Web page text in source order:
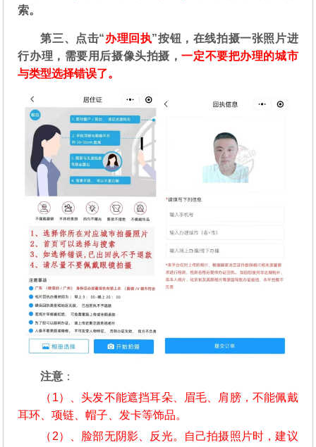
索。
第三、点击“办理回执”按钮，在线拍摄一张照片进
行办理，需要用后摄像头拍摄，一定不要把办理的城市
与类型选择错误了。
注意 ：
（1）、头发不能遮挡耳朵、眉毛、肩膀，不能佩戴
耳环、项链、帽子、发卡等饰品。
（2）、脸部无阴影、反光。自己拍摄照片时，建议